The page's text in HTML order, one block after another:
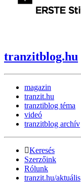
tranzitblog.hu
magazin
tranzit.hu
tranztiblog téma
videó
tranzitblog archív
Keresés
Szerzőink
Rólunk
tranzit.hu/aktuális